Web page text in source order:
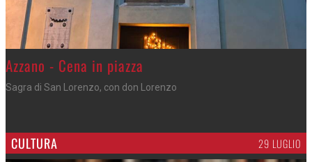
Gli appuntamenti fino a sabato
Cosa fare questi giorni nel Cremasco
CULTURA 29 LUGLIO